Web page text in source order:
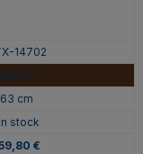
14702
Marrón
63 cm
stock
€